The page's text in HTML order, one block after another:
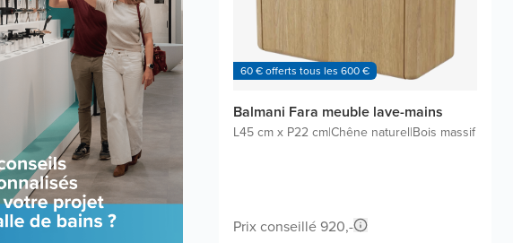
60 € offerts tous les 600 €
Balmani Fara meuble lave-mains
L45 cm x P22 cm|Chêne naturel|Bois massif
Prix conseillé 920,-